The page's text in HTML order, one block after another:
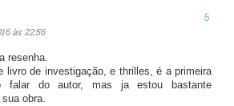
às 22:56
resenha.
livro de investigação, e thrilles, é a primeira
falar do autor, mas ja estou bastante
obra.